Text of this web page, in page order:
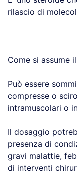
rilascio di
Come si assume
Può essere
compresse o
intramuscolari o
Il dosaggio
presenza di
gravi malattie,
di interventi